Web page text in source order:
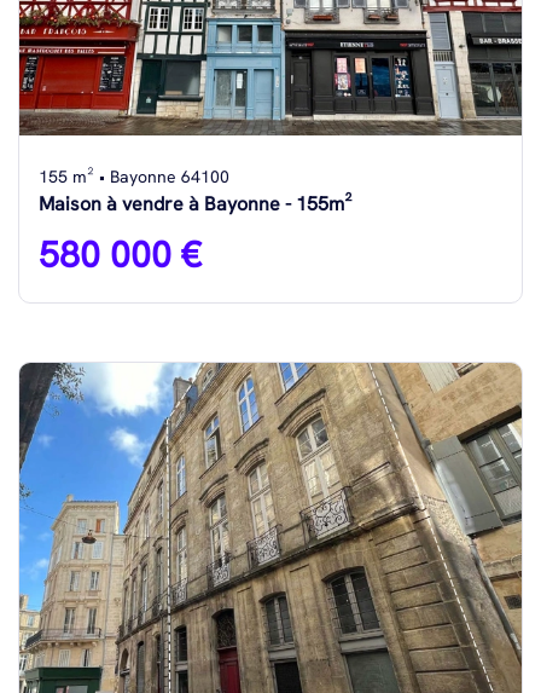
155 m² • Bayonne 64100
Maison à vendre à Bayonne - 155m²
580 000 €